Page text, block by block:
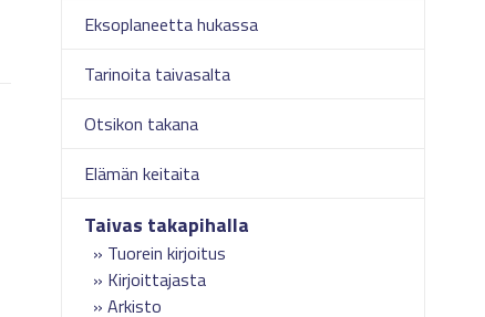
Eksoplaneetta hukassa
Tarinoita taivasalta
Otsikon takana
Elämän keitaita
Taivas takapihalla
Tuorein kirjoitus
Kirjoittajasta
Arkisto